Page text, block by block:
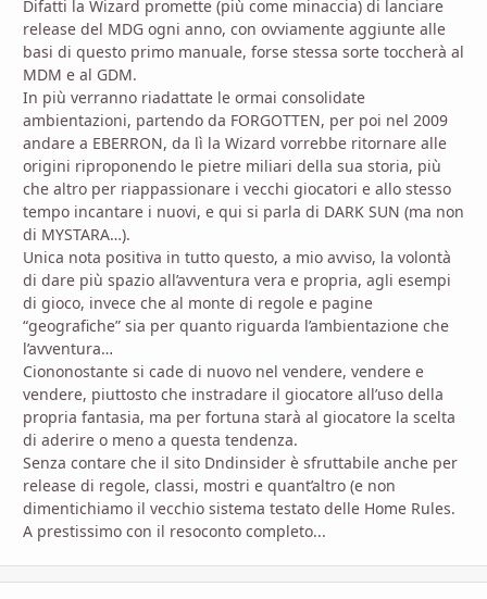
Difatti la Wizard promette (più come minaccia) di lanciare
release del MDG ogni anno, con ovviamente aggiunte alle
basi di questo primo manuale, forse stessa sorte toccherà al
MDM e al GDM.
In più verranno riadattate le ormai consolidate
ambientazioni, partendo da FORGOTTEN, per poi nel 2009
andare a EBERRON, da lì la Wizard vorrebbe ritornare alle
origini riproponendo le pietre miliari della sua storia, più
che altro per riappassionare i vecchi giocatori e allo stesso
tempo incantare i nuovi, e qui si parla di DARK SUN (ma non
di MYSTARA…).
Unica nota positiva in tutto questo, a mio avviso, la volontà
di dare più spazio all’avventura vera e propria, agli esempi
di gioco, invece che al monte di regole e pagine
“geografiche” sia per quanto riguarda l’ambientazione che
l’avventura…
Ciononostante si cade di nuovo nel vendere, vendere e
vendere, piuttosto che instradare il giocatore all’uso della
propria fantasia, ma per fortuna starà al giocatore la scelta
di aderire o meno a questa tendenza.
Senza contare che il sito Dndinsider è sfruttabile anche per
release di regole, classi, mostri e quant’altro (e non
dimentichiamo il vecchio sistema testato delle Home Rules.
A prestissimo con il resoconto completo...